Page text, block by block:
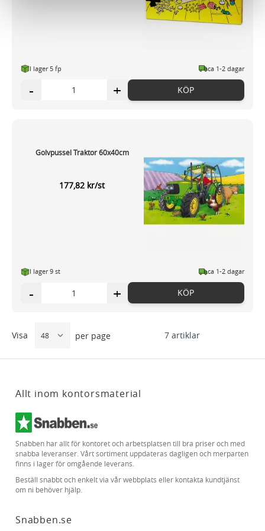
för sociala medier och analysera vår trafik. Vi
vidarebefordrar även sådana identifierare och annan
information som du har tillhandahållit eller som de har
samlat in när du har använt deras tjänster.
I lager 5 fp ca 1-2 dagar
- + KÖP
Golvpussel Traktor 60x40cm
177,82 kr/st
I lager 9 st ca 1-2 dagar
- + KÖP
7artiklar
Visa per page
Allt inom kontorsmaterial
Snabben har allt för kontoret och arbetsplatsen till bra priser och med
snabba leveranser. Vårt sortiment uppdateras dagligen och merparten
finns i lager för omgående leverans.
Beställ snabbt och enkelt via vår webbplats eller kontakta kundtjänst
om ni behöver hjälp.
Snabben.se